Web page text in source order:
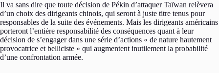
Il va sans dire que toute décision de Pékin d’attaquer Taïwan relèvera
d’un choix des dirigeants chinois, qui seront à juste titre tenus pour
responsables de la suite des événements. Mais les dirigeants américains
porteront l’entière responsabilité des conséquences quant à leur
décision de s’engager dans une série d’actions « de nature hautement
provocatrice et belliciste » qui augmentent inutilement la probabilité
d’une confrontation armée.